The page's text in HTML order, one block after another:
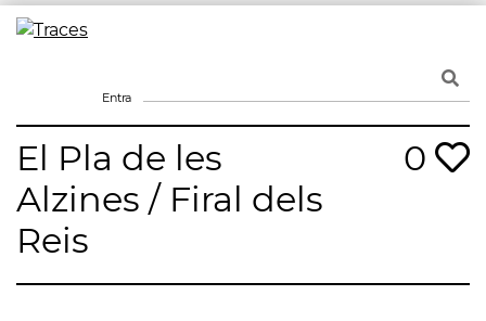
Skip
Entra
El Pla de les
Alzines / Firal dels
Reis
0